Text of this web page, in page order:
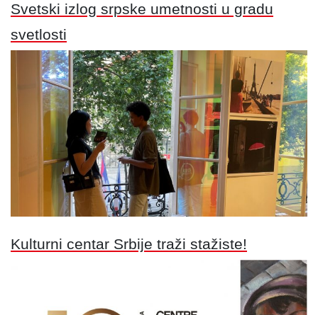
Svetski izlog srpske umetnosti u gradu
svetlosti
Kulturni centar Srbije traži stažiste!